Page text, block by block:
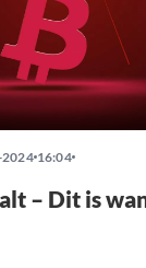
16:04
– Dit is